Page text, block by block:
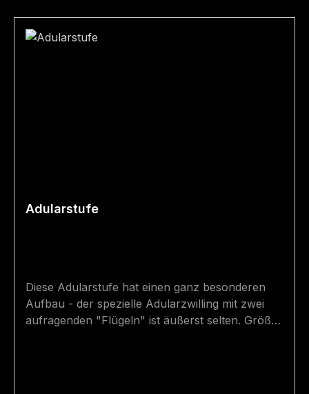
Adularstufe
Diese Adularstufe hat einen ganz besonderen
Aufbau - der spezielle Adularzwilling mit zwei
aufragenden "Flügeln" ist äußerst selten. Größe: